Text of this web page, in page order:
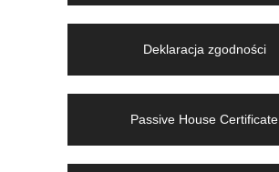
Deklaracja zgodności
Passive House Certificate